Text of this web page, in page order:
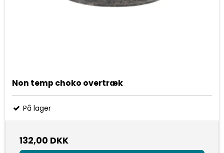
Non temp choko overtræk
På lager
132,00 DKK